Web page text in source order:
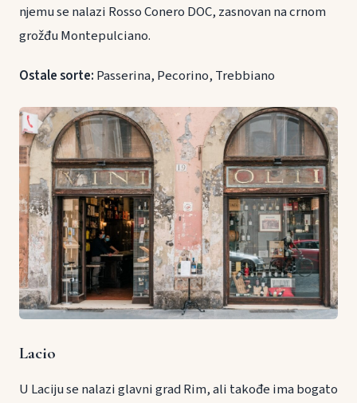
njemu se nalazi Rosso Conero DOC, zasnovan na crnom
grožđu Montepulciano.
Ostale sorte: Passerina, Pecorino, Trebbiano
Lacio
U Laciju se nalazi glavni grad Rim, ali takođe ima bogato